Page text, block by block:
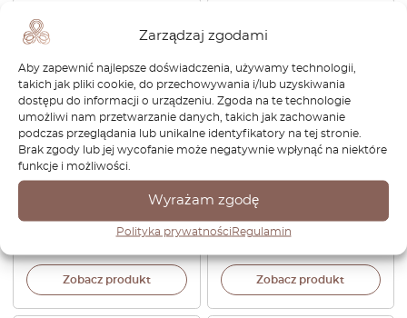
Zarządzaj zgodami
Aby zapewnić najlepsze doświadczenia, używamy technologii,
takich jak pliki cookie, do przechowywania i/lub uzyskiwania
dostępu do informacji o urządzeniu. Zgoda na te technologie
umożliwi nam przetwarzanie danych, takich jak zachowanie
podczas przeglądania lub unikalne identyfikatory na tej stronie.
Brak zgody lub jej wycofanie może negatywnie wpłynąć na niektóre
funkcje i możliwości.
Wyrażam zgodę
Polityka prywatnościRegulamin
BMW E30 Ellipsoid Headlight
Adjuster Screw Repair Kit
Set Black 63121385397
Zobacz produkt
środkowej BMW E30 z
portem USB do ładowania,
Zobacz produkt